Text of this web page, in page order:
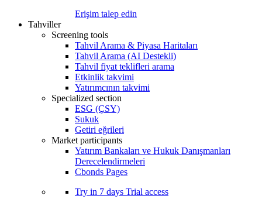
Erişim talep edin
Tahviller
Screening tools
Tahvil Arama & Piyasa Haritaları
Tahvil Arama (AI Destekli)
Tahvil fiyat teklifleri arama
Etkinlik takvimi
Yatırımcının takvimi
Specialized section
ESG (ÇSY)
Sukuk
Getiri eğrileri
Market participants
Yatırım Bankaları ve Hukuk Danışmanları
Derecelendirmeleri
Cbonds Pages
Try in 7 days Trial access